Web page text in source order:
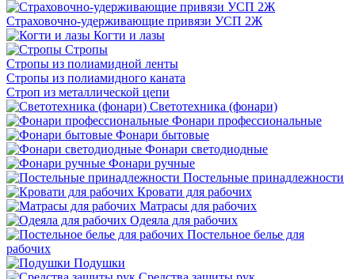
Страховочно-удерживающие привязи УСП 2Ж
Когти и лазы
Стропы
Стропы из полиамидной ленты
Стропы из полиамидного каната
Строп из металлической цепи
Светотехника (фонари)
Фонари профессиональные
Фонари бытовые
Фонари светодиодные
Фонари ручные
Постельные принадлежности
Кровати для рабочих
Матрасы для рабочих
Одеяла для рабочих
Постельное белье для
рабочих
Подушки